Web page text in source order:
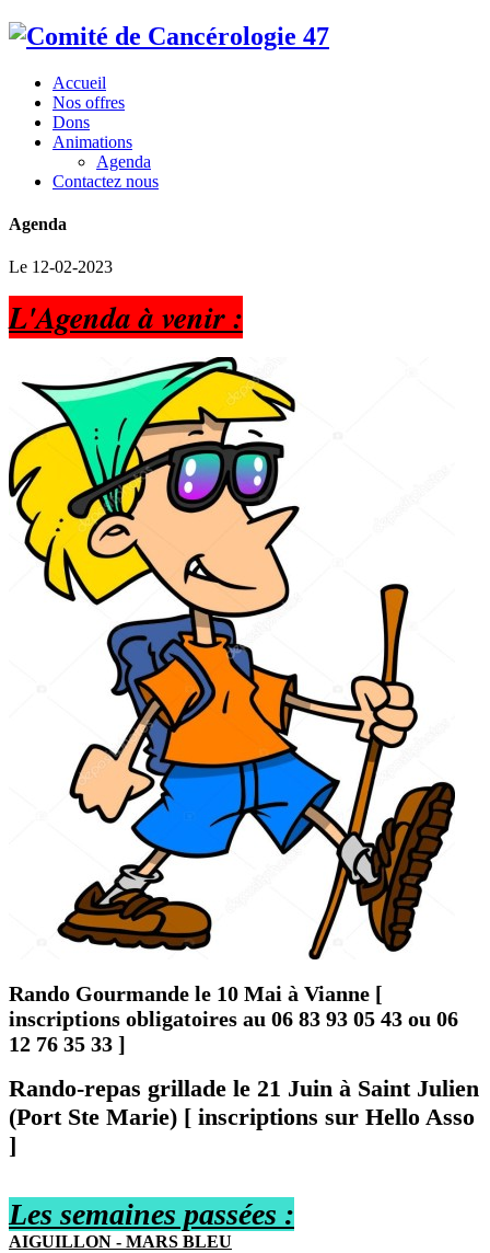
Accueil
Nos offres
Dons
Animations
Agenda
Contactez nous
Agenda
Le 12-02-2023
L'Agenda à venir :
Rando Gourmande le 10 Mai à Vianne [
inscriptions obligatoires au 06 83 93 05 43 ou 06
12 76 35 33 ]
Rando-repas grillade le 21 Juin à Saint Julien
(Port Ste Marie) [ inscriptions sur Hello Asso
]
Les semaines passées :
AIGUILLON - MARS BLEU